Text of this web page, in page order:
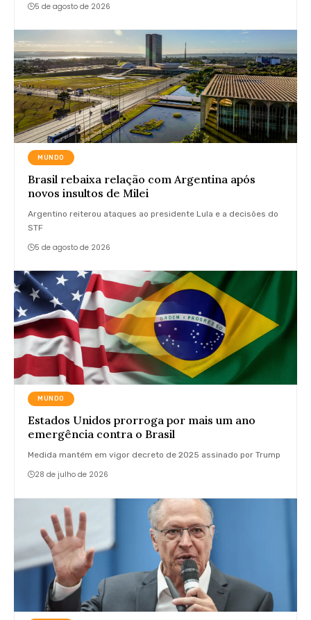
5 de agosto de 2026
MUNDO
Brasil rebaixa relação com Argentina após
novos insultos de Milei
Argentino reiterou ataques ao presidente Lula e a decisões do
STF
5 de agosto de 2026
MUNDO
Estados Unidos prorroga por mais um ano
emergência contra o Brasil
Medida mantém em vigor decreto de 2025 assinado por Trump
28 de julho de 2026